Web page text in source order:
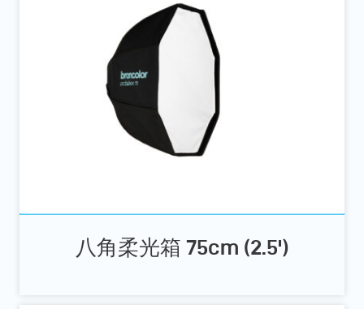
八角柔光箱 75cm (2.5')